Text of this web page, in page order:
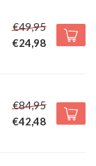
€49,95
€24,98
€84,95
€42,48